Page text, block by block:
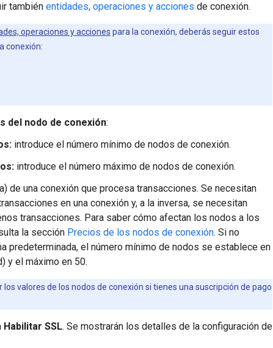
también entidades, operaciones y acciones de conexión.
operaciones y acciones para la conexión, deberás seguir estos
conexión:
del nodo de conexión:
introduce el número mínimo de nodos de conexión.
introduce el número máximo de nodos de conexión.
de una conexión que procesa transacciones. Se necesitan
en una conexión y, a la inversa, se necesitan
transacciones. Para saber cómo afectan los nodos a los
la sección Precios de los nodos de conexión. Si no
predeterminada, el número mínimo de nodos se establece en
y el máximo en 50.
valores de los nodos de conexión si tienes una suscripción de pago
Habilitar SSL. Se mostrarán los detalles de la configuración de